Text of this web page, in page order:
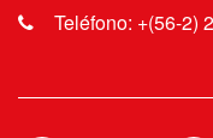
Teléfono: +(56-2)